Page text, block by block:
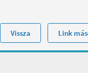
Vissza Link